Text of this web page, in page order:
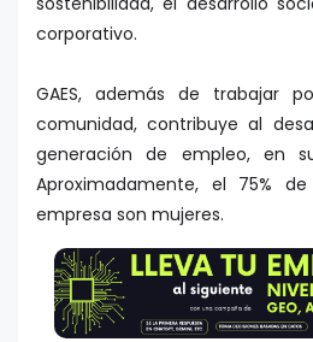
corporativo.
GAES, además de trabajar
comunidad, contribuye al
generación de empleo, en
Aproximadamente, el 75%
empresa son mujeres.